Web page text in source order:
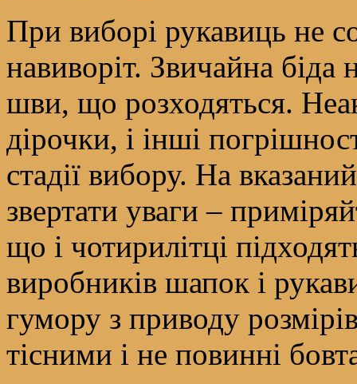
При виборі рукавиць не
навиворіт. Звичайна
шви, що розходяться.
дірочки, і інші
стадії вибору. На
звертати уваги –
що і чотирилітці
виробників шапок і
гумору з приводу
тісними і не повинні